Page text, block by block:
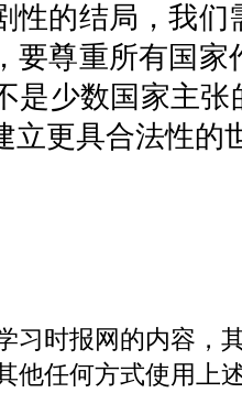
性的结局，我
要尊重所有国
是少数国家主
立更具合法性
习时报网的内容
他任何方式使用上